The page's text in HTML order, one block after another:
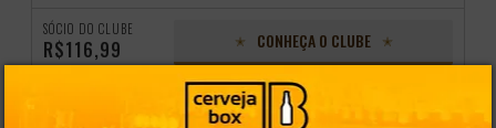
SÓCIO DO CLUBE
R$116,99 CONHEÇA O CLUBE